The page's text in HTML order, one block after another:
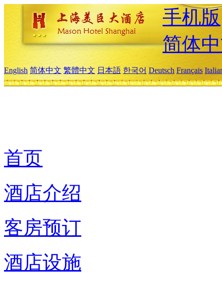
手机版
简体
English 简体中文 繁體中文 日本語 한국어 Deutsch Français
首页
酒店介绍
客房预订
酒店设施